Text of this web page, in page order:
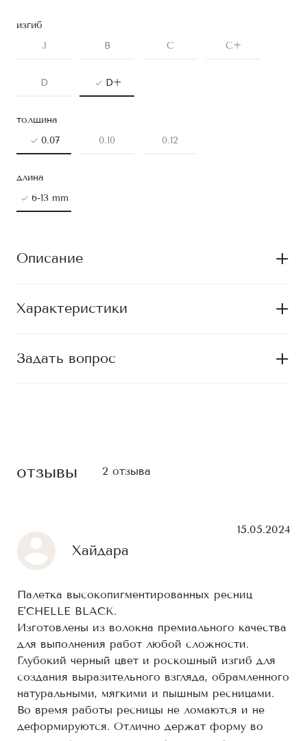
изгиб
J
B C C+
D D+
толщина
0.07
0.10 0.12
длина
6-13 mm
Описание
Характеристики
Задать вопрос
отзывы 2 отзыва
Хайдара
15.05.2024
Палетка высокопигментированных ресниц
E'CHELLE BLACK.
Изготовлены из волокна премиального качества
для выполнения работ любой сложности.
Глубокий черный цвет и роскошный изгиб для
создания выразительного взгляда, обрамленного
натуральными, мягкими и пышным ресницами.
Во время работы ресницы не ломаются и не
деформируются. Отлично держат форму во